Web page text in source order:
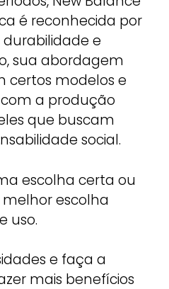
é reconhecida por
durabilidade e
sua abordagem
certos modelos e
a produção
que buscam
social.
escolha certa ou
escolha
uso.
e faça a
mais benefícios